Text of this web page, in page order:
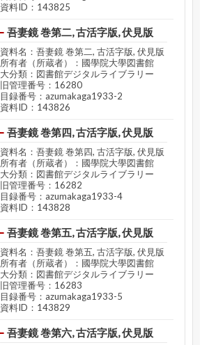
資料ID：143825
吾妻鏡 巻第二, 古活字版, 伏見版
資料名：吾妻鏡 巻第二, 古活字版, 伏見版
所有者（所蔵者）：國學院大學図書館
大分類：図書館デジタルライブラリー
旧管理番号：16280
目録番号：azumakaga1933-2
資料ID：143826
吾妻鏡 巻第四, 古活字版, 伏見版
資料名：吾妻鏡 巻第四, 古活字版, 伏見版
所有者（所蔵者）：國學院大學図書館
大分類：図書館デジタルライブラリー
旧管理番号：16282
目録番号：azumakaga1933-4
資料ID：143828
吾妻鏡 巻第五, 古活字版, 伏見版
資料名：吾妻鏡 巻第五, 古活字版, 伏見版
所有者（所蔵者）：國學院大學図書館
大分類：図書館デジタルライブラリー
旧管理番号：16283
目録番号：azumakaga1933-5
資料ID：143829
吾妻鏡 巻第六, 古活字版, 伏見版